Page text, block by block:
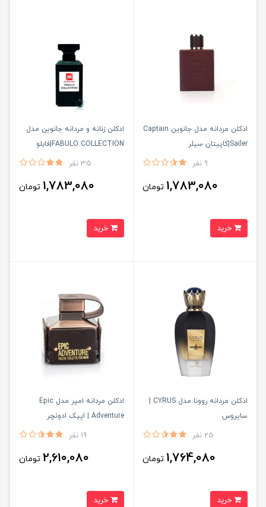
ادكلن مردانه مدل جانوين Captain
Sailer|كاپيتان سيلر
9 نفر
1,783,080 تومان
ادكلن زنانه و مردانه جانوين مدل
FABULO COLLECTION|فابلو
35 نفر
1,783,080 تومان
ادكلن مردانه روونا مدل CYRUS |
سايروس
25 نفر
1,764,080 تومان
ادکلن مردانه امپر مدل Epic
Adventure | اپیک ادونچر
19 نفر
2,610,080 تومان